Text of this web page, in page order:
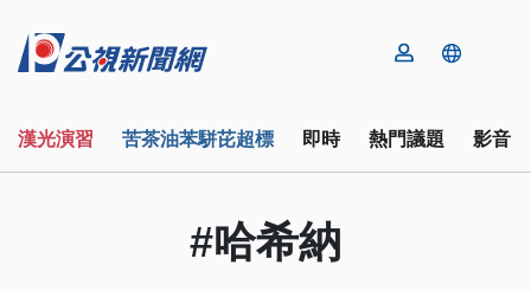
漢光演習 苦茶油苯駢芘超標 即時 熱門議題 影音
#哈希納